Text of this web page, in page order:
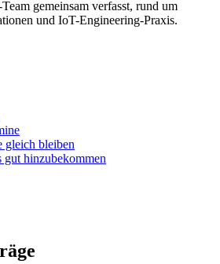
gemeinsam verfasst, rund um
und IoT-Engineering-Praxis.
gleich bleiben
gut hinzubekommen